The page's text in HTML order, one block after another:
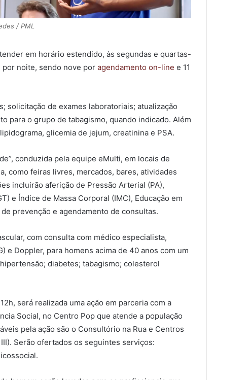
/ PML
em horário estendido, às segundas e quartas-
por noite, sendo nove por agendamento on-line e 11
solicitação de exames laboratoriais; atualização
para o grupo de tabagismo, quando indicado. Além
glicemia de jejum, creatinina e PSA.
conduzida pela equipe eMulti, em locais de
como feiras livres, mercados, bares, atividades
incluirão aferição de Pressão Arterial (PA),
e Índice de Massa Corporal (IMC), Educação em
prevenção e agendamento de consultas.
com consulta com médico especialista,
e Doppler, para homens acima de 40 anos com um
diabetes; tabagismo; colesterol
será realizada uma ação em parceria com a
Social, no Centro Pop que atende a população
pela ação são o Consultório na Rua e Centros
Serão ofertados os seguintes serviços: